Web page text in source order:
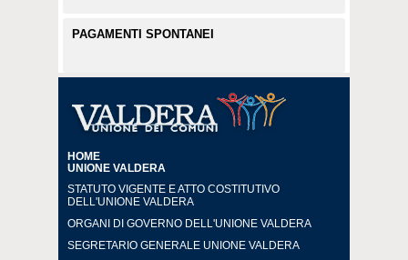
PAGAMENTI SPONTANEI
HOME
UNIONE VALDERA
STATUTO VIGENTE E ATTO COSTITUTIVO
DELL'UNIONE VALDERA
ORGANI DI GOVERNO DELL'UNIONE VALDERA
SEGRETARIO GENERALE UNIONE VALDERA